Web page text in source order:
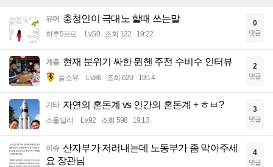
유머 충청인이 극대노 할때 쓰는말
하루5프로 Lv.50 조회 122 19:22
0
댓글
계층 현재 분위기 싸한 뮌헨 주전 수비수 인터뷰
풀소유 Lv.86 조회 620 19:14
2
댓글
기타 자연의 혼돈계 vs 인간의 혼돈계 + ㅎㅂ?
소울딜러 Lv.92 조회 598 19:13
3
댓글
이슈 산자부가 저러내는데 노동부가 좀 막아주세
요 장관님
4
댓글